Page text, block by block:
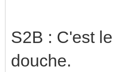
S2B : C'est
douche.